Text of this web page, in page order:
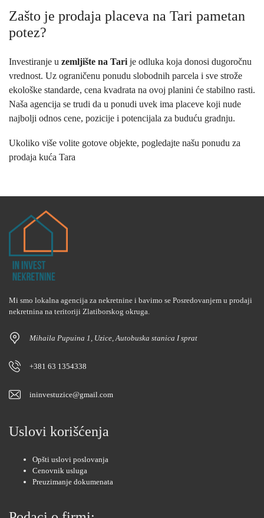
Zašto je prodaja placeva na Tari pametan
potez?
Investiranje u zemljište na Tari je odluka koja donosi dugoročnu
vrednost. Uz ograničenu ponudu slobodnih parcela i sve strože
ekološke standarde, cena kvadrata na ovoj planini će stabilno rasti.
Naša agencija se trudi da u ponudi uvek ima placeve koji nude
najbolji odnos cene, pozicije i potencijala za buduću gradnju.
Ukoliko više volite gotove objekte, pogledajte našu ponudu za
prodaja kuća Tara
Mi smo lokalna agencija za nekretnine i bavimo se Posredovanjem u prodaji
nekretnina na teritoriji Zlatiborskog okruga.
Mihaila Pupuina 1, Uzice, Autobuska stanica I sprat
+381 63 1354338
ininvestuzice@gmail.com
Uslovi korišćenja
Opšti uslovi poslovanja
Cenovnik usluga
Preuzimanje dokumenata